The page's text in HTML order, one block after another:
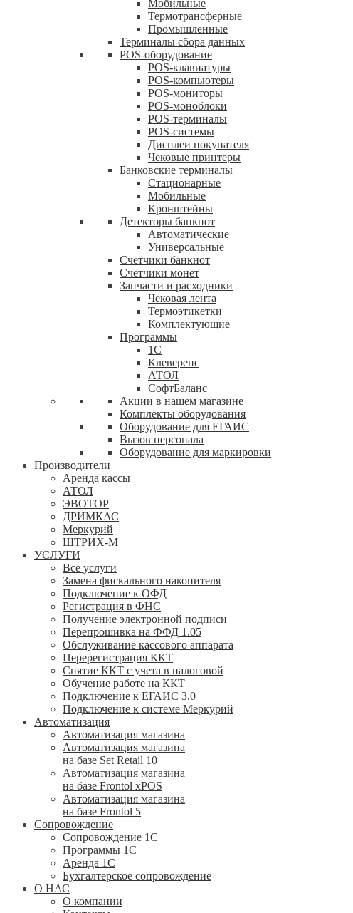
Мобильные
Термотрансферные
Промышленные
Терминалы сбора данных
POS-оборудование
POS-клавиатуры
POS-компьютеры
POS-мониторы
POS-моноблоки
POS-терминалы
POS-системы
Дисплеи покупателя
Чековые принтеры
Банковские терминалы
Стационарные
Мобильные
Кронштейны
Детекторы банкнот
Автоматические
Универсальные
Счетчики банкнот
Счетчики монет
Запчасти и расходники
Чековая лента
Термоэтикетки
Комплектующие
Программы
1С
Клеверенс
АТОЛ
СофтБаланс
Акции в нашем магазине
Комплекты оборудования
Оборудование для ЕГАИС
Вызов персонала
Оборудование для маркировки
Производители
Аренда кассы
АТОЛ
ЭВОТОР
ДРИМКАС
Меркурий
ШТРИХ-М
УСЛУГИ
Все услуги
Замена фискального накопителя
Подключение к ОФД
Регистрация в ФНС
Получение электронной подписи
Перепрошивка на ФФД 1.05
Обслуживание кассового аппарата
Перерегистрация ККТ
Снятие ККТ с учета в налоговой
Обучение работе на ККТ
Подключение к ЕГАИС 3.0
Подключение к системе Меркурий
Автоматизация
Автоматизация магазина
Автоматизация магазина
на базе Set Retail 10
Автоматизация магазина
на базе Frontol xPOS
Автоматизация магазина
на базе Frontol 5
Сопровождение
Сопровождение 1С
Программы 1С
Аренда 1С
Бухгалтерское сопровождение
О НАС
О компании